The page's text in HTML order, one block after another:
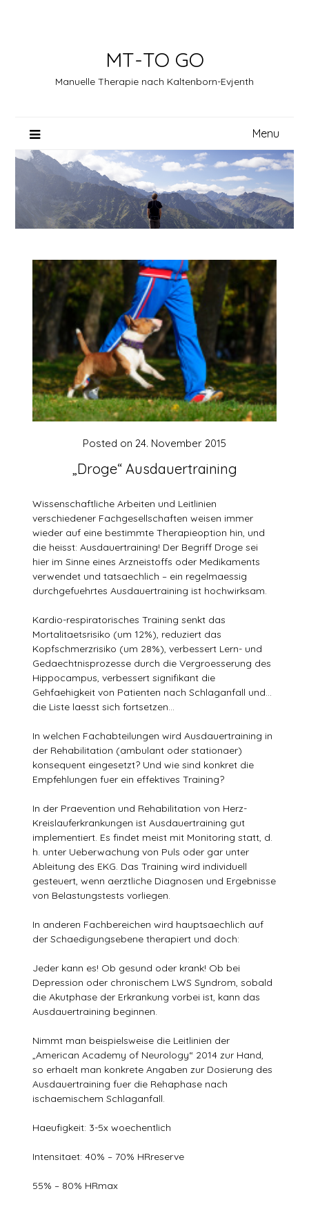
MT-TO GO
Manuelle Therapie nach Kaltenborn-Evjenth
Menu
„Droge“ Ausdauertraining
Posted on 24. November 2015
Wissenschaftliche Arbeiten und Leitlinien
verschiedener Fachgesellschaften weisen immer
wieder auf eine bestimmte Therapieoption hin, und
die heisst: Ausdauertraining! Der Begriff Droge sei
hier im Sinne eines Arzneistoffs oder Medikaments
verwendet und tatsaechlich – ein regelmaessig
durchgefuehrtes Ausdauertraining ist hochwirksam.
Kardio-respiratorisches Training senkt das
Mortalitaetsrisiko (um 12%), reduziert das
Kopfschmerzrisiko (um 28%), verbessert Lern- und
Gedaechtnisprozesse durch die Vergroesserung des
Hippocampus, verbessert signifikant die
Gehfaehigkeit von Patienten nach Schlaganfall und…
die Liste laesst sich fortsetzen…
In welchen Fachabteilungen wird Ausdauertraining in
der Rehabilitation (ambulant oder stationaer)
konsequent eingesetzt? Und wie sind konkret die
Empfehlungen fuer ein effektives Training?
In der Praevention und Rehabilitation von Herz-
Kreislauferkrankungen ist Ausdauertraining gut
implementiert. Es findet meist mit Monitoring statt, d.
h. unter Ueberwachung von Puls oder gar unter
Ableitung des EKG. Das Training wird individuell
gesteuert, wenn aerztliche Diagnosen und Ergebnisse
von Belastungstests vorliegen.
In anderen Fachbereichen wird hauptsaechlich auf
der Schaedigungsebene therapiert und doch:
Jeder kann es! Ob gesund oder krank! Ob bei
Depression oder chronischem LWS Syndrom, sobald
die Akutphase der Erkrankung vorbei ist, kann das
Ausdauertraining beginnen.
Nimmt man beispielsweise die Leitlinien der
„American Academy of Neurology“ 2014 zur Hand,
so erhaelt man konkrete Angaben zur Dosierung des
Ausdauertraining fuer die Rehaphase nach
ischaemischem Schlaganfall.
Haeufigkeit: 3-5x woechentlich
Intensitaet: 40% – 70% HRreserve
55% – 80% HRmax